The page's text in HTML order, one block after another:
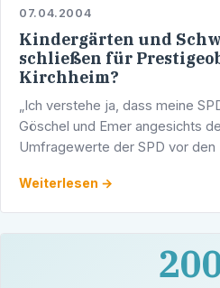
07.04.2004
Kindergärten und
schließen für
Kirchheim?
„Ich verstehe ja, dass meine
Göschel und Emer angesichts
Umfragewerte der SPD vor den
Weiterlesen →